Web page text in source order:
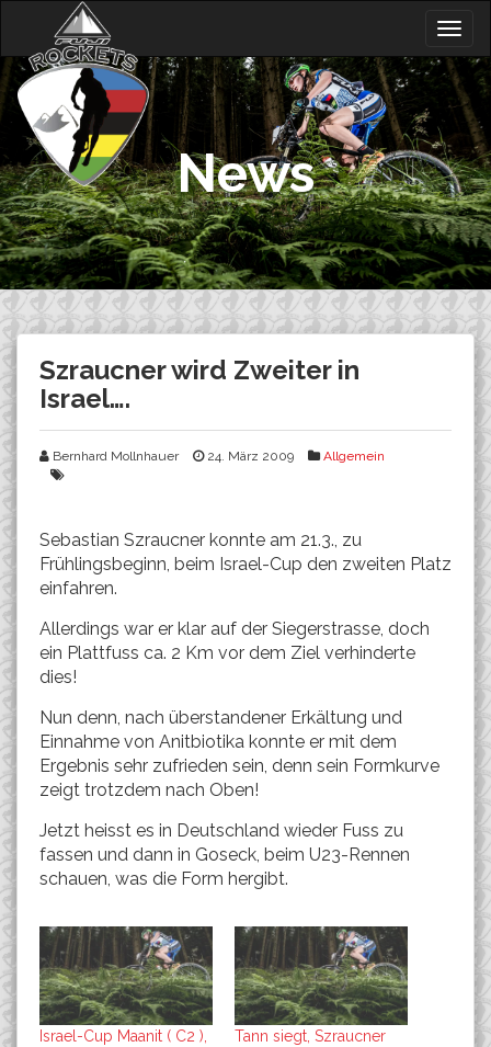
content
News
Szraucner wird Zweiter in
Israel….
Bernhard Mollnhauer 24. März 2009 Allgemein
Sebastian Szraucner konnte am 21.3., zu
Frühlingsbeginn, beim Israel-Cup den zweiten Platz
einfahren.
Allerdings war er klar auf der Siegerstrasse, doch
ein Plattfuss ca. 2 Km vor dem Ziel verhinderte
dies!
Nun denn, nach überstandener Erkältung und
Einnahme von Anitbiotika konnte er mit dem
Ergebnis sehr zufrieden sein, denn sein Formkurve
zeigt trotzdem nach Oben!
Jetzt heisst es in Deutschland wieder Fuss zu
fassen und dann in Goseck, beim U23-Rennen
schauen, was die Form hergibt.
Israel-Cup Maanit ( C2 ),
Tann siegt, Szraucner